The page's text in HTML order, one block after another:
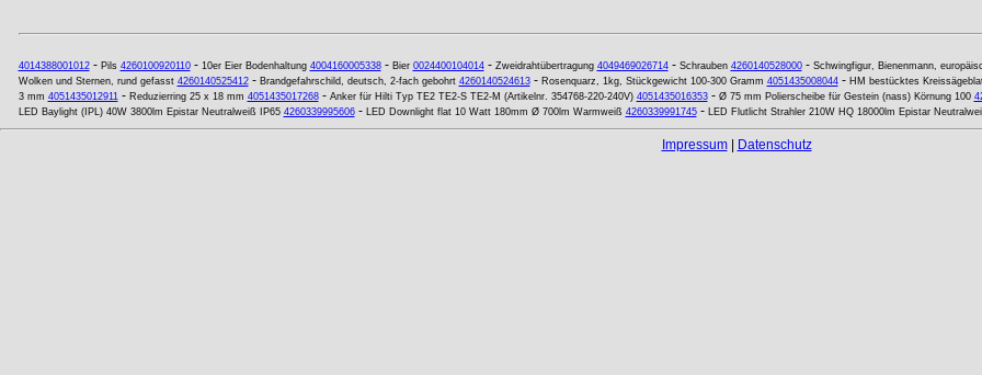
4014388001012- Pils 4260100920110- 10er Eier Bodenhaltung 4004160005338- Bier 0024400104014- Zweidrahtübertragung 4049469026714- Schrauben 4260140528000- Schwingfigur, Bienenmann,
Wolken und Sternen, rund gefasst 4260140525412- Brandgefahrschild, deutsch, 2-fach gebohrt 4260140524613- Rosenquarz, 1kg, Stückgewicht 100-300 Gramm 4051435008044- HM bestücktes
3 mm 4051435012911- Reduzierring 25 x 18 mm 4051435017268- Anker für Hilti Typ TE2 TE2-S TE2-M (Artikelnr. 354768-220-240V) 4051435016353- Ø 75 mm Polierscheibe für Gestein (nass) Körnung 100
LED Baylight (IPL) 40W 3800lm Epistar Neutralweiß IP65 4260339995606- LED Downlight flat 10 Watt 180mm Ø 700lm Warmweiß 4260339991745- LED Flutlicht Strahler 210W HQ 18000lm Epistar
Impressum| Datenschutz